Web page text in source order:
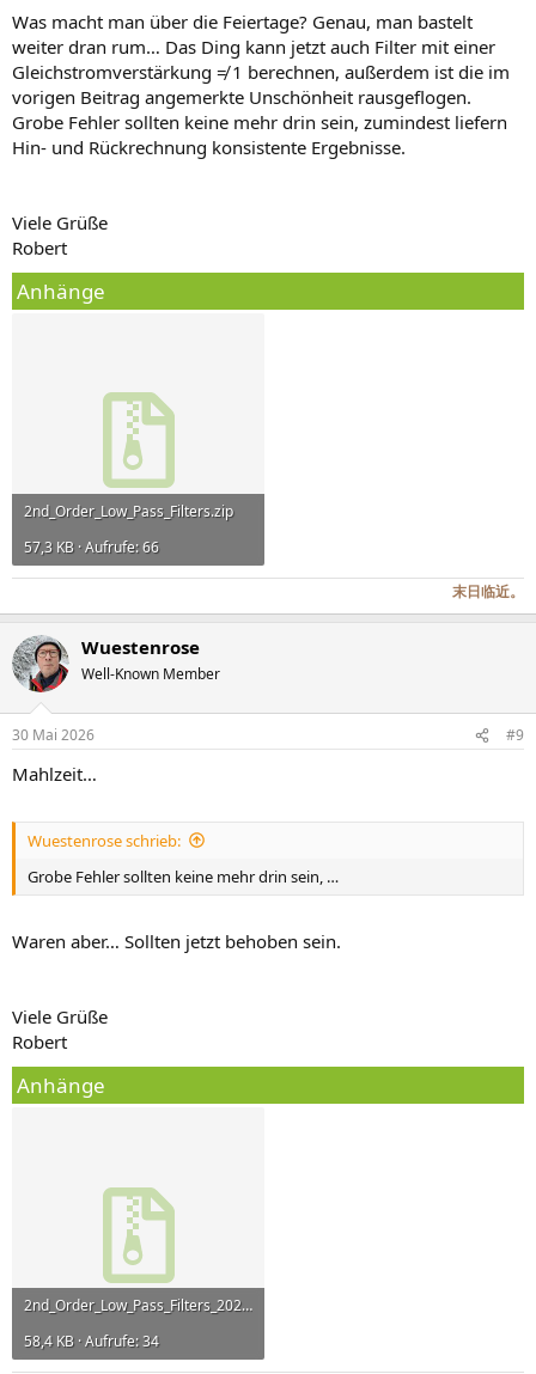
Was macht man über die Feiertage? Genau, man bastelt
weiter dran rum… Das Ding kann jetzt auch Filter mit einer
Gleichstromverstärkung ≠ 1 berechnen, außerdem ist die im
vorigen Beitrag angemerkte Unschönheit rausgeflogen.
Grobe Fehler sollten keine mehr drin sein, zumindest liefern
Hin- und Rückrechnung konsistente Ergebnisse.
Viele Grüße
Robert
Anhänge
2nd_Order_Low_Pass_Filters.zip
57,3 KB · Aufrufe: 66
末日临近。
Wuestenrose
Well-Known Member
30 Mai 2026 #9
Mahlzeit…
Wuestenrose schrieb:
Grobe Fehler sollten keine mehr drin sein, …
Waren aber… Sollten jetzt behoben sein.
Viele Grüße
Robert
Anhänge
2nd_Order_Low_Pass_Filters_2026.05.29.zip
58,4 KB · Aufrufe: 34